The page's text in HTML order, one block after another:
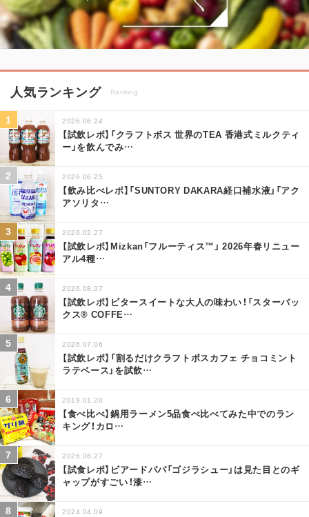
人気ランキング Ranking
2026.06.24
【試飲レポ】「クラフトボス 世界のTEA 香港式ミルクティ
ー」を飲んでみ…
2026.06.25
【飲み比べレポ】「SUNTORY DAKARA経口補水液」「アク
アソリタ…
2026.02.27
【試飲レポ】Mizkan「フルーティス™」 2026年春リニュー
アル4種…
2026.08.07
【試飲レポ】ビタースイートな大人の味わい！「スターバッ
クス® COFFE…
2026.07.06
【試飲レポ】「割るだけクラフトボスカフェ チョコミント
ラテベース」を試飲…
2019.01.20
【食べ比べ】鍋用ラーメン5品食べ比べてみた中でのラン
キング！カロ …
2026.06.27
【試食レポ】ビアードパパ「ゴジラシュー」は見た目とのギ
ャップがすごい！漆…
2024.04.09